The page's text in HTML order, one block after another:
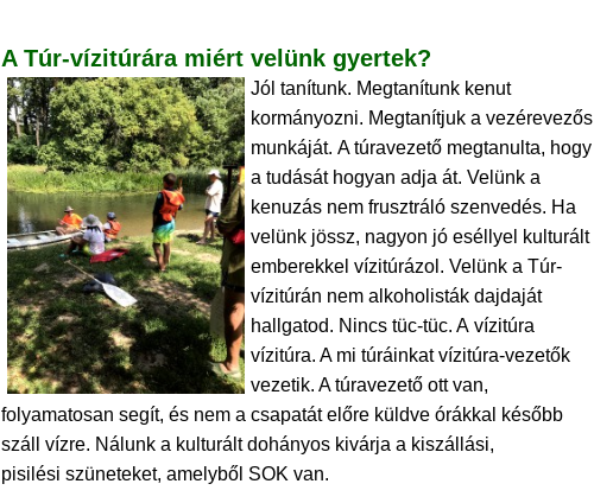
A Túr-vízitúrára miért velünk gyertek?
Jól tanítunk. Megtanítunk kenut
kormányozni. Megtanítjuk a vezérevezős
munkáját. A túravezető megtanulta, hogy
a tudását hogyan adja át. Velünk a
kenuzás nem frusztráló szenvedés. Ha
velünk jössz, nagyon jó eséllyel kulturált
emberekkel vízitúrázol. Velünk a Túr-
vízitúrán nem alkoholisták dajdaját
hallgatod. Nincs tüc-tüc. A vízitúra
vízitúra. A mi túráinkat vízitúra-vezetők
vezetik. A túravezető ott van,
folyamatosan segít, és nem a csapatát előre küldve órákkal később
száll vízre. Nálunk a kulturált dohányos kivárja a kiszállási,
pisilési szüneteket, amelyből SOK van.